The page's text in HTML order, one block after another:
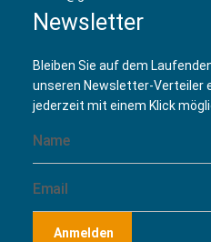
Newsletter
Bleiben Sie auf dem
unseren Newsletter-Verteiler
jederzeit mit einem Klick
Anmelden